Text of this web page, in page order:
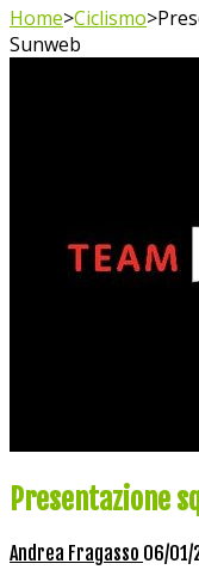
Home>Ciclismo>
Sunweb
Presentazione
Andrea Fragasso 06/01/